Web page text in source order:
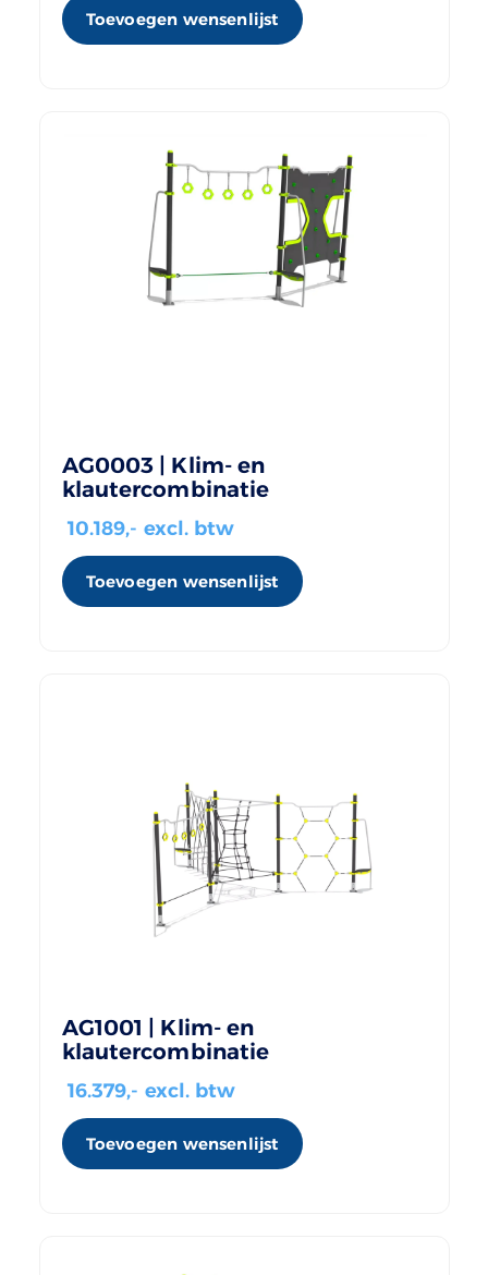
Toevoegen wensenlijst
AG0003 | Klim- en
klautercombinatie
10.189,- excl. btw
Toevoegen wensenlijst
AG1001 | Klim- en
klautercombinatie
16.379,- excl. btw
Toevoegen wensenlijst